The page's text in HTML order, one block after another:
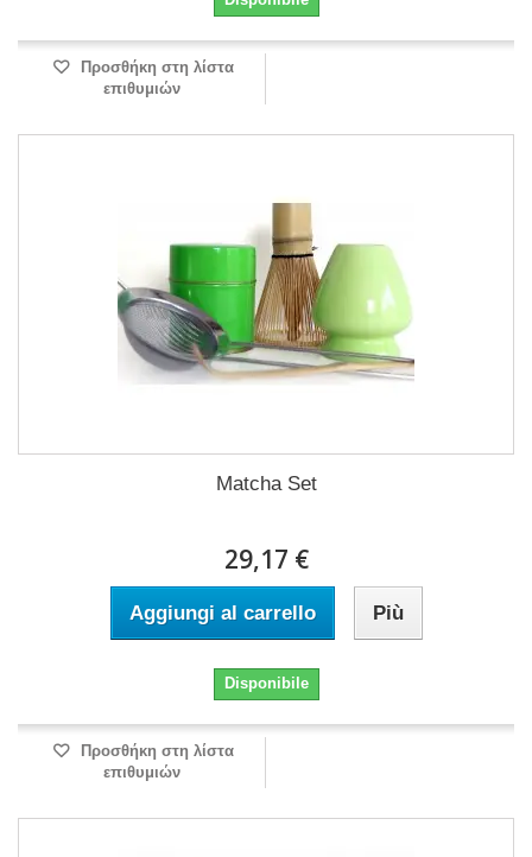
Προσθήκη στη λίστα
επιθυμιών
Matcha Set
29,17 €
Aggiungi al carrello Più
Disponibile
Προσθήκη στη λίστα
επιθυμιών